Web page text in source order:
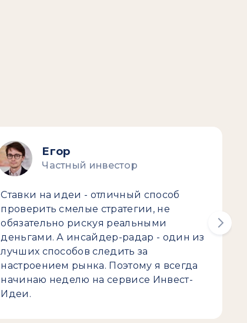
Егор
Частный инвестор
Ставки на идеи - отличный способ
проверить смелые стратегии, не
обязательно рискуя реальными
деньгами. А инсайдер-радар - один из
лучших способов следить за
настроением рынка. Поэтому я всегда
начинаю неделю на сервисе Инвест-
Идеи.